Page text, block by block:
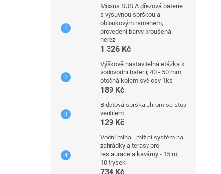
Mixxus SUS A dřezová baterie
s výsuvnou sprškou a
obloukovým ramenem,
provedení barvy broušená
nerez
1 326 Kč
Výškově nastavitelná etážka k
vodovodní baterii; 40 - 50 mm;
otočná kolem své osy 1ks
189 Kč
Bidetová sprška chrom se stop
ventilem
129 Kč
Vodní mlha - mlžící systém na
zahrádky a terasy pro
restaurace a kavárny - 15 m,
10 trysek
734 Kč